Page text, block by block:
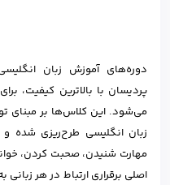
دوره‌های آموزش زبان
پردیسان با بالاترین کیفیت،
می‌شود. این کلاس‌ها بر مبنای
زبان انگلیسی طرح‌ریزی شده
مهارت شنیدن، صحبت کردن،
اصلی برقراری ارتباط در هر